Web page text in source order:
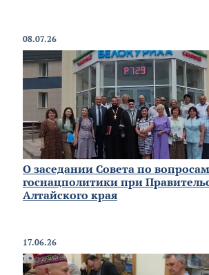
08.07.26
О заседании Совета по
госнацполитики при
Алтайского края
17.06.26